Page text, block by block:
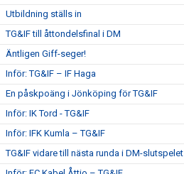
Utbildning ställs in
TG&IF till åttondelsfinal i DM
Äntligen Giff-seger!
Inför: TG&IF – IF Haga
En påskpoäng i Jönköping för TG&IF
Inför: IK Tord - TG&IF
Inför: IFK Kumla – TG&IF
TG&IF vidare till nästa runda i DM-slutspelet